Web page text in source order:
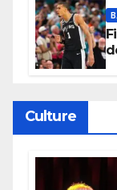
Culture